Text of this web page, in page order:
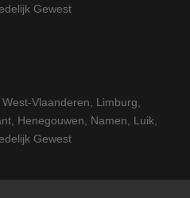
Gewest
West-Vlaanderen, Limburg,
, Henegouwen, Namen, Luik,
Gewest